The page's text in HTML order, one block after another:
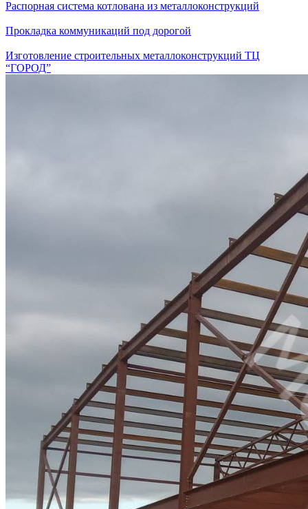
Распорная система котлована из металлоконструкций
Прокладка коммуникаций под дорогой
Изготовление строительных металлоконструкций ТЦ
“ГОРОД”